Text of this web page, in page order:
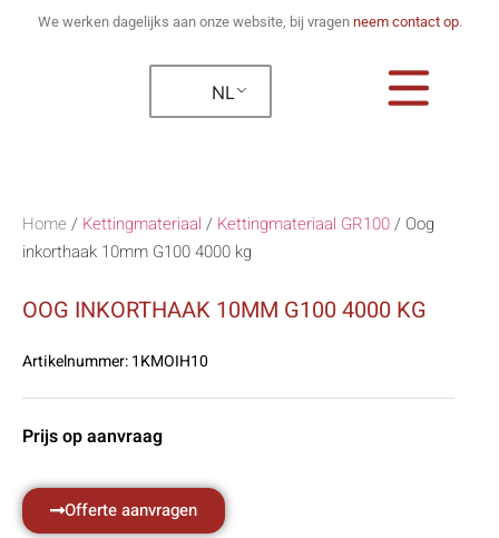
We werken dagelijks aan onze website, bij vragen neem contact op.
NL
Home / Kettingmateriaal / Kettingmateriaal GR100/ Oog
inkorthaak 10mm G100 4000 kg
OOG INKORTHAAK 10MM G100 4000 KG
Artikelnummer:1KMOIH10
Prijs op aanvraag
Offerte aanvragen